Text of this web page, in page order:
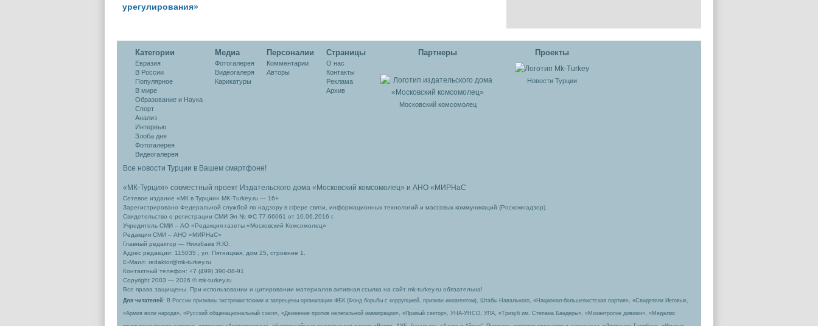
урегулирования»
РПК
Категории
Евразия
В России
Популярное
В мире
Образование и Наука
Спорт
Анализ
Интервью
Злоба дня
Фотогалерея
Видеогалерея
Медиа
Фотогалерея
Видеогалеря
Карикатуры
Персоналии
Комментарии
Авторы
Cтраницы
О нас
Контакты
Реклама
Архив
Партнеры
Московский комсомолец
Проекты
Новости Турции
Все новости Турции в Вашем смартфоне!
«МК-Турция» совместный проект Издательского дома «Московский комсомолец» и АНО «МИРНаС
Сетевое издание «МК в Турции» MK-Turkey.ru — 16+
Зарегистрировано Федеральной службой по надзору в сфере связи, информационных технологий и массовых коммуникаций (Роскомнадзор).
Свидетельство о регистрации СМИ Эл № ФС 77-66061 от 10.06.2016 г.
Учредитель СМИ – АО «Редакция газеты «Московский Комсомолец»
Редакция СМИ – АНО «МИРНаС»
Главный редактор — Ниязбаев Я.Ю.
Адрес редакции: 115035 , ул. Пятницкая, дом 25, строение 1.
Е-Маил: redaktor@mk-turkey.ru
Контактный телефон: +7 (499) 390-08-91
Copyright 2003 — 2026 © mk-turkey.ru
Все права защищены. При использовании и цитировании материалов активная ссылка на сайт mk-turkey.ru обязательна!
Для читателей : В России признаны экстремистскими и запрещены организации ФБК (Фонд борьбы с коррупцией, признан иноагентом), Штабы Навального, «Национал-большевистская партия», «Свидетели Иеговы»,
«Армия воли народа», «Русский общенациональный союз», «Движение против нелегальной иммиграции», «Правый сектор», УНА-УНСО, УПА, «Тризуб им. Степана Бандеры», «Мизантропик дивижн», «Меджлис